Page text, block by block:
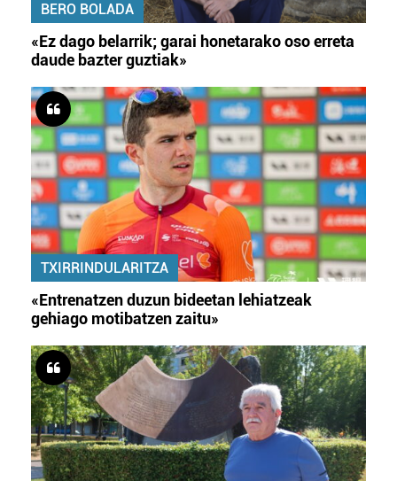
BERO BOLADA
«Ez dago belarrik; garai honetarako oso erreta
daude bazter guztiak»
TXIRRINDULARITZA
«Entrenatzen duzun bideetan lehiatzeak
gehiago motibatzen zaitu»